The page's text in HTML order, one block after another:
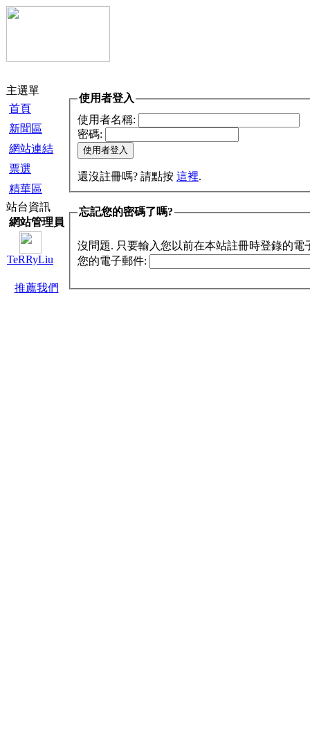
主選單
首頁
新聞區
網站連結
票選
精華區
站台資訊
網站管理員
TeRRyLiu
推薦我們
使用者登入
使用者名稱:
密碼:
還沒註冊嗎? 請點按 這裡.
忘記您的密碼了嗎?
沒問題. 只要輸入您以前在本站註冊時登錄的電
您的電子郵件: